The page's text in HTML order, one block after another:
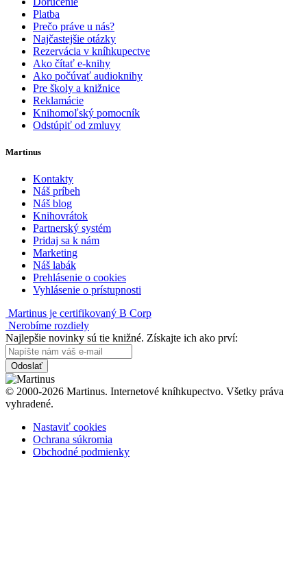
Platba
Prečo práve u nás?
Najčastejšie otázky
Rezervácia v kníhkupectve
Ako čítať e-knihy
Ako počúvať audioknihy
Pre školy a knižnice
Reklamácie
Knihomoľský pomocník
Odstúpiť od zmluvy
Martinus
Kontakty
Náš príbeh
Náš blog
Knihovrátok
Partnerský systém
Pridaj sa k nám
Marketing
Náš labák
Prehlásenie o cookies
Vyhlásenie o prístupnosti
Martinus je certifikovaný B Corp
Nerobíme rozdiely
Najlepšie novinky sú tie knižné. Získajte ich ako prví:
Odoslať
© 2000-2026 Martinus. Internetové kníhkupectvo. Všetky práva
vyhradené.
Nastaviť cookies
Ochrana súkromia
Obchodné podmienky